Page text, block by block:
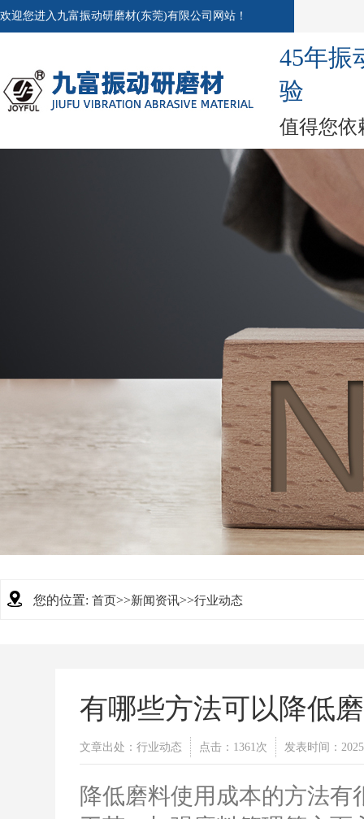
欢迎您进入九富振动研磨材(东莞)有限公司网站！
45年振
验
值得您依
您的位置: 首页>>新闻资讯>>行业动态
有哪些方法可以降低
文章出处：行业动态 点击：1361次 发表时间：
降低磨料使用成本的方法